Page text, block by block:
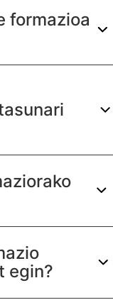
formazioa
egin?